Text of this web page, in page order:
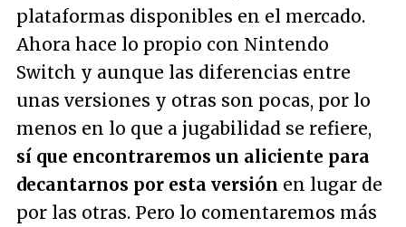
plataformas disponibles en el mercado.
Ahora hace lo propio con Nintendo
Switch y aunque las diferencias entre
unas versiones y otras son pocas, por lo
menos en lo que a jugabilidad se refiere,
sí que encontraremos un aliciente para
decantarnos por esta versión en lugar de
por las otras. Pero lo comentaremos más